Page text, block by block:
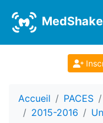
MedShake
Accueil PACES
2015-2016